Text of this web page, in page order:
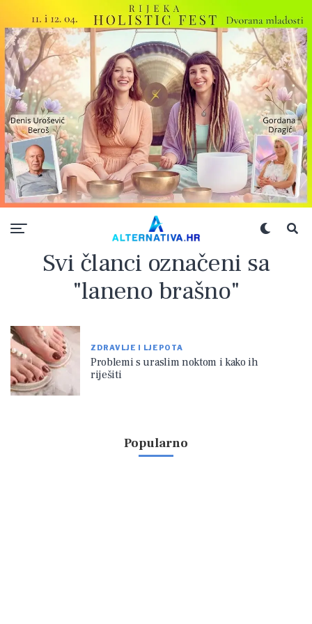
Svi članci označeni sa
"laneno brašno"
ZDRAVLJE I LJEPOTA
Problemi s uraslim noktom i kako ih
riješiti
Popularno